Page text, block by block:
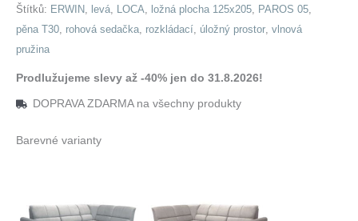
Štítků: ERWIN, levá, LOCA, ložná plocha 125x205, PAROS 05,
pěna T30, rohová sedačka, rozkládací, úložný prostor, vlnová
pružina
Prodlužujeme slevy až -40% jen do 31.8.2026!
DOPRAVA ZDARMA na všechny produkty
Barevné varianty